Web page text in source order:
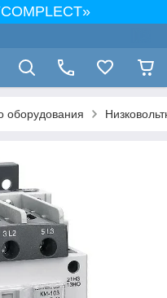
оборудования